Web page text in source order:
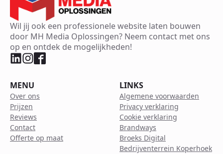
Wil jij ook een professionele website laten bouwen
door MH Media Oplossingen? Neem contact met ons
op en ontdek de mogelijkheden!
MENU
Over ons
Prijzen
Reviews
Contact
Offerte op maat
LINKS
Algemene voorwaarden
Privacy verklaring
Cookie verklaring
Brandways
Broeks Digital
Bedrijventerrein Koperhoek